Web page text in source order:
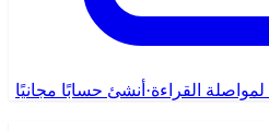
القراءة· أنشئ حسابًا مجانيًا